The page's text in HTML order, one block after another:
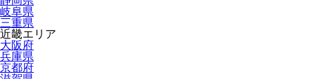
岐阜県
三重県
近畿エリア
大阪府
兵庫県
京都府